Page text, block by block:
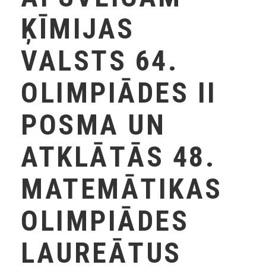
ĶĪMIJAS
VALSTS 64.
OLIMPIĀDES II
POSMA UN
ATKLĀTĀS 48.
MATEMĀTIKAS
OLIMPIĀDES
LAUREĀTUS